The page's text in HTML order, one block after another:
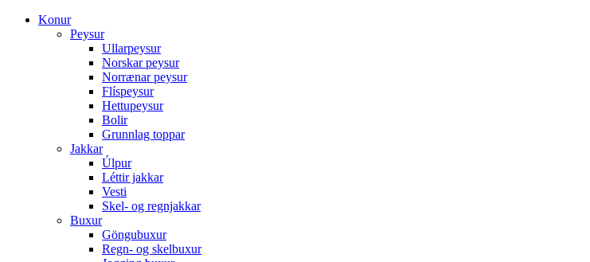
Konur
Peysur
Ullarpeysur
Norskar peysur
Norrænar peysur
Flíspeysur
Hettupeysur
Bolir
Grunnlag toppar
Jakkar
Úlpur
Léttir jakkar
Vesti
Skel- og regnjakkar
Buxur
Göngubuxur
Regn- og skelbuxur